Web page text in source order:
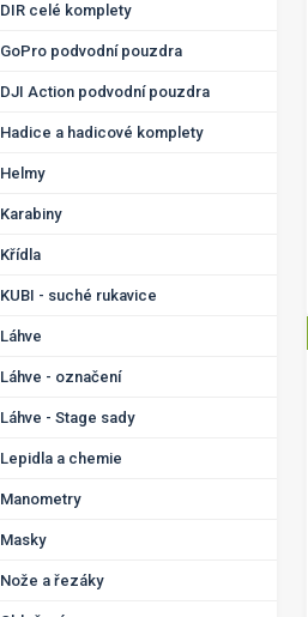
DIR celé komplety
GoPro podvodní pouzdra
DJI Action podvodní pouzdra
Hadice a hadicové komplety
Helmy
Karabiny
Křídla
KUBI - suché rukavice
Láhve
Láhve - označení
Láhve - Stage sady
Lepidla a chemie
Manometry
Masky
Nože a řezáky